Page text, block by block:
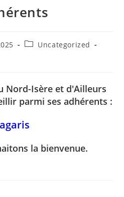
Uncategorized
Nord-Isère et d'Ailleurs
parmi ses adhérents :
la bienvenue.